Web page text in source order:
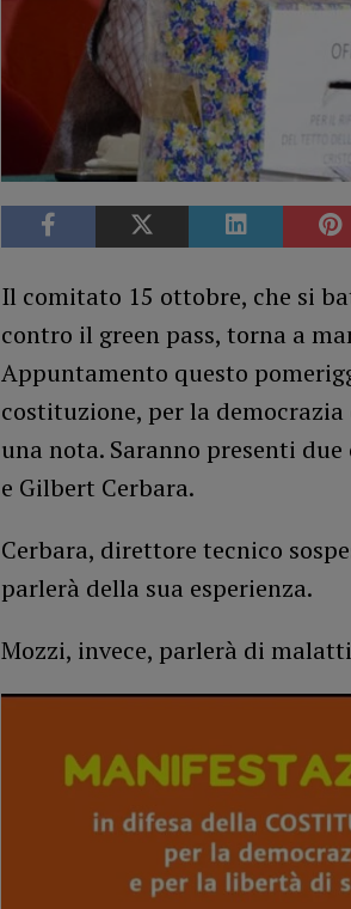
Il comitato 15 ottobre, che si
contro il green pass, torna a
Appuntamento questo
costituzione, per la
una nota. Saranno presenti
e Gilbert Cerbara.
Cerbara, direttore tecnico
parlerà della sua esperienza.
Mozzi, invece, parlerà di